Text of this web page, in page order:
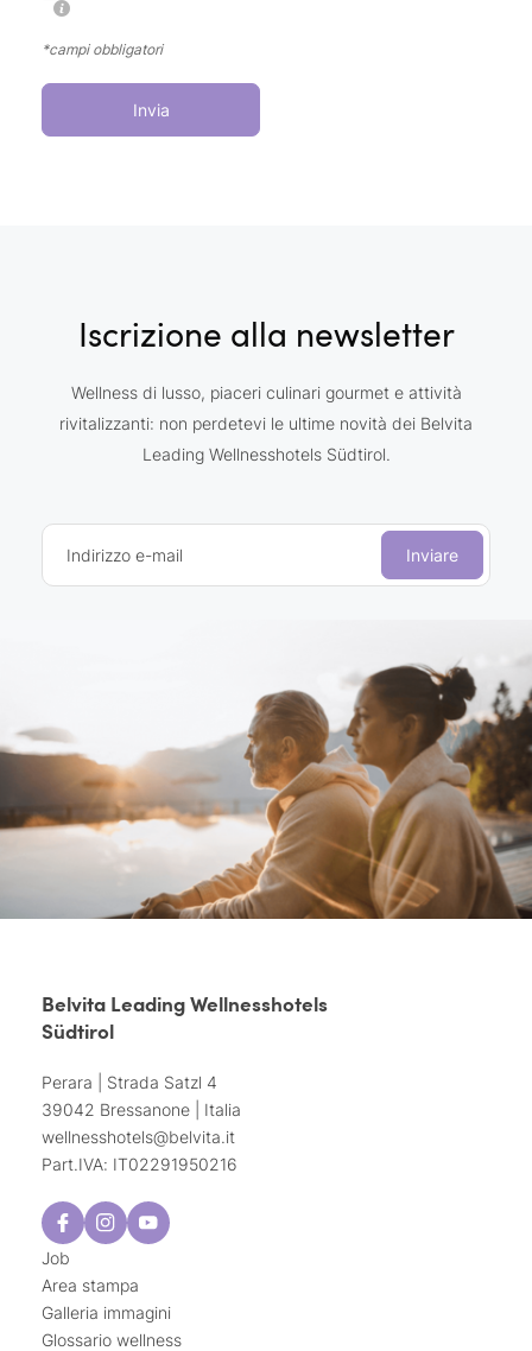
*campi obbligatori
Invia
Iscrizione alla newsletter
Wellness di lusso, piaceri culinari gourmet e attività
rivitalizzanti: non perdetevi le ultime novità dei Belvita
Leading Wellnesshotels Südtirol.
Indirizzo e-mail Inviare
Belvita Leading Wellnesshotels
Südtirol
Perara | Strada Satzl 4
39042 Bressanone | Italia
wellnesshotels@belvita.it
Part.IVA: IT02291950216
Job
Area stampa
Galleria immagini
Glossario wellness